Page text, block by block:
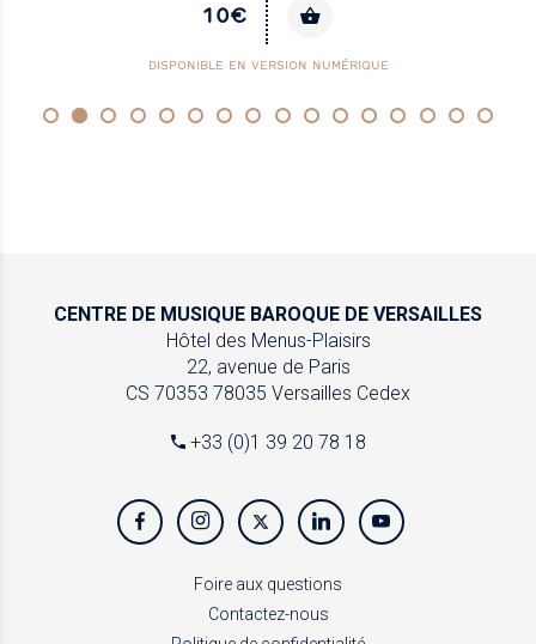
10€
DISPONIBLE EN VERSION NUMÉRIQUE
CENTRE DE MUSIQUE BAROQUE DE VERSAILLES
Hôtel des Menus-Plaisirs
22, avenue de Paris
CS 70353 78035 Versailles Cedex
+33 (0)1 39 20 78 18
Foire aux questions
Contactez-nous